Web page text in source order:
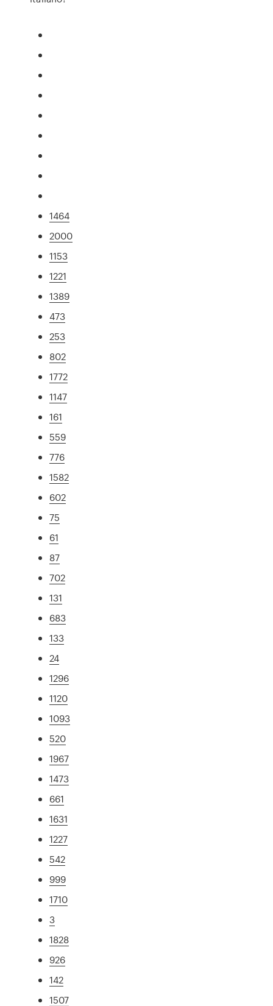
1464
2000
1153
1221
1389
473
253
802
1772
1147
161
559
776
1582
602
75
61
87
702
131
683
133
24
1296
1120
1093
520
1967
1473
661
1631
1227
542
999
1710
3
1828
926
142
1507